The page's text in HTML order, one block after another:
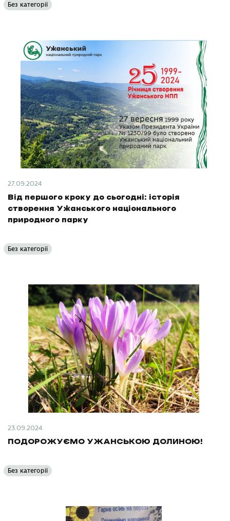
Без категорії
27.09.2024
Від першого кроку до сьогодні: історія
створення Ужанського національного
природного парку
Без категорії
23.09.2024
ПОДОРОЖУЄМО УЖАНСЬКОЮ ДОЛИНОЮ!
Без категорії